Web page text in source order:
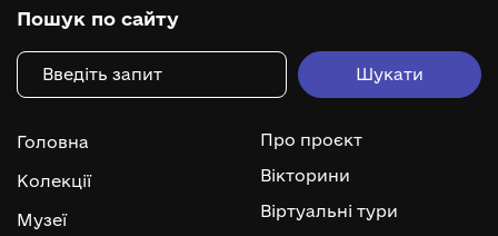
Пошук по сайту
Головна
Колекції
Музеї
Про проєкт
Вікторини
Віртуальні тури